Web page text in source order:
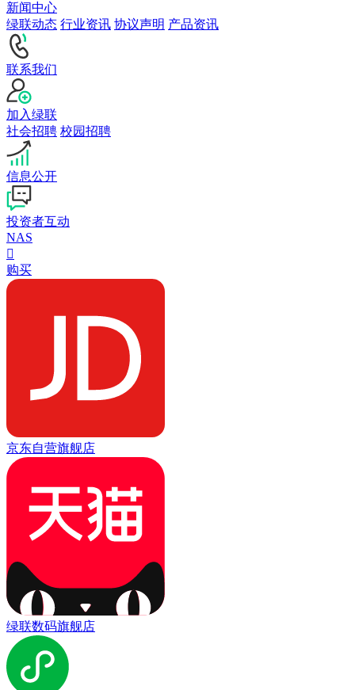
新闻中心
绿联动态 行业资讯 协议声明 产品资讯
联系我们
加入绿联
社会招聘 校园招聘
信息公开
投资者互动
NAS

购买
京东自营旗舰店
绿联数码旗舰店